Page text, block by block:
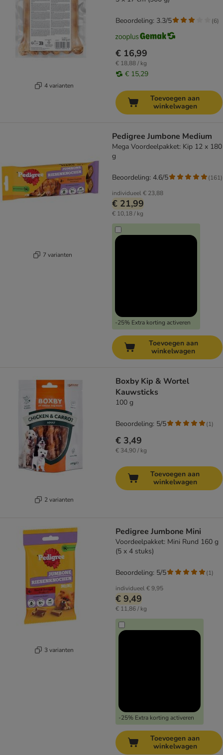
4 varianten
€ 16,99
€ 18,88 / kg
€ 15,29
Beoordeling: 3.3/5 (6)
Toevoegen aan
winkelwagen
7 varianten
Pedigree Jumbone Medium
Mega Voordeelpakket: Kip 12 x 180
g
individueel€ 23,88
€ 21,99
€ 10,18 / kg
-25% Extra korting activeren
Beoordeling: 4.6/5 (161)
Toevoegen aan
winkelwagen
2 varianten
Boxby Kip & Wortel
Kauwsticks
100 g
€ 3,49
€ 34,90 / kg
Beoordeling: 5/5 (1)
Toevoegen aan
winkelwagen
3 varianten
Pedigree Jumbone Mini
Voordeelpakket: Mini Rund 160 g
(5 x 4 stuks)
individueel€ 9,95
€ 9,49
€ 11,86 / kg
-25% Extra korting activeren
Beoordeling: 5/5 (1)
Toevoegen aan
winkelwagen